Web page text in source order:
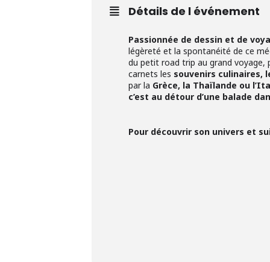
Détails de l événement
Passionnée de dessin et de
légèreté et la spontanéité de ce
du petit road trip au grand voyage,
carnets les souvenirs culinaires,
par la Grèce, la Thaïlande ou
c’est au détour d’une balade
Pour découvrir son univers et